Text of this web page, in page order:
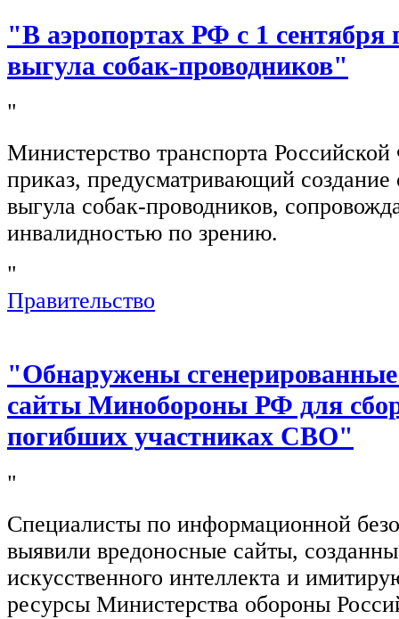
"В аэропортах РФ с 1 сентября
выгула собак-проводников"
"
Министерство транспорта
приказ, предусматривающий создание
выгула собак-проводников,
инвалидностью по зрению.
"
Правительство
"Обнаружены
сайты Минобороны РФ для
погибших участниках СВО"
"
Специалисты по информационной
выявили вредоносные сайты,
искусственного интеллекта и
ресурсы Министерства обороны